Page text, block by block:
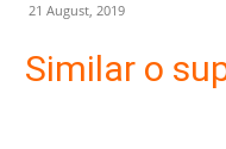
21 August, 2019
Similar o